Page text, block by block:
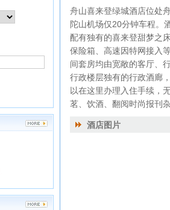
舟山喜来登绿城酒店位处
陀山机场仅20分钟车程。
配有独有的喜来登甜梦之
保险箱、高速因特网接入
间套房均由宽敞的客厅、
行政楼层独有的行政酒廊
以在这里办理入住手续，
茗、饮酒、翻阅时尚报刊
酒店图片